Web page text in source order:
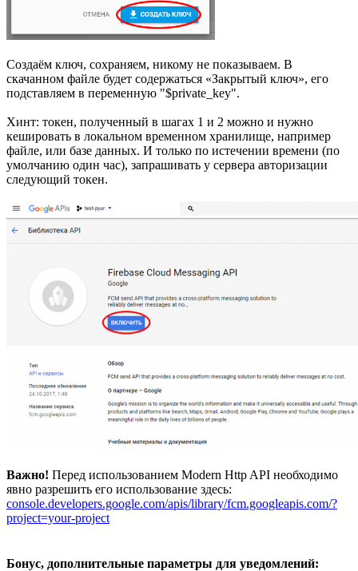
Создаём ключ, сохраняем, никому не показываем. В
скачанном файле будет содержаться «Закрытый ключ», его
подставляем в переменную "$private_key".
Хинт: токен, полученный в шагах 1 и 2 можно и нужно
кешировать в локальном временном хранилище, например
файле, или базе данных. И только по истечении времени (по
умолчанию один час), запрашивать у сервера авторизации
следующий токен.
Важно! Перед использованием Modern Http API необходимо
явно разрешить его использование здесь:
console.developers.google.com/apis/library/fcm.googleapis.com/?
project=your-project
Бонус, дополнительные параметры для уведомлений: